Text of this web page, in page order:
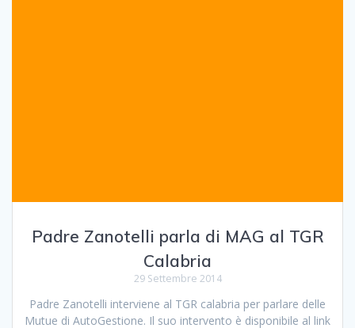
Padre Zanotelli parla di MAG al TGR
Calabria
29 Settembre 2014
Padre Zanotelli interviene al TGR calabria per parlare delle
Mutue di AutoGestione. Il suo intervento è disponibile al link